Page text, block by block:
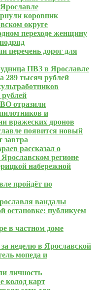
коровник
округе
переходе женщину
перечень дорог для
ПВЗ в Ярославле
289 тысяч рублей
отразили
и
вражеских дронов
появится новый
завтра
рассказал о
регионе
набережной
пройдёт по
вандалы
остановке: публикуем
в частном доме
неделю в Ярославской
мопеда и
личность
колод карт